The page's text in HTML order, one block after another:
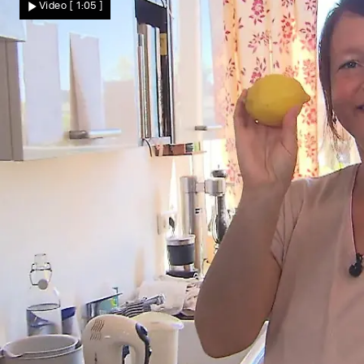
nach Monaten frisch zum Einsatz
Video [ 1:05 ]